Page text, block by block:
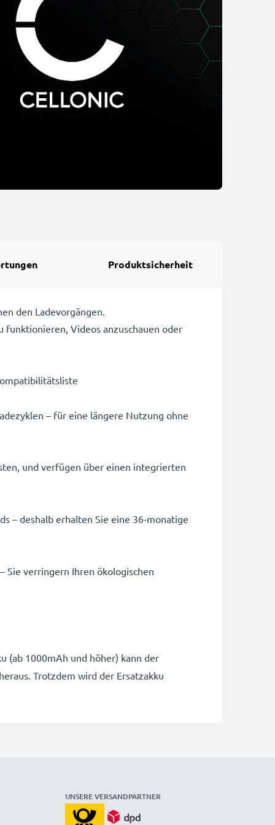
Produktsicherheit
den Ladevorgängen.
funktionieren, Videos anzuschauen oder
– für eine längere Nutzung ohne
und verfügen über einen integrierten
– deshalb erhalten Sie eine 36-monatige
Sie verringern Ihren ökologischen
(ab 1000mAh und höher) kann der
Trotzdem wird der Ersatzakku
UNSERE VERSANDPARTNER